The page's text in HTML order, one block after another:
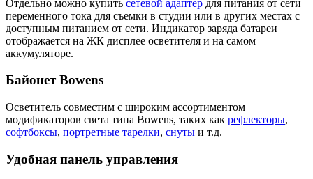
Отдельно можно купить сетевой адаптер для питания от сети
переменного тока для съемки в студии или в других местах с
доступным питанием от сети. Индикатор заряда батареи
отображается на ЖК дисплее осветителя и на самом
аккумуляторе.
Байонет Bowens
Осветитель совместим с широким ассортиментом
модификаторов света типа Bowens, таких как рефлекторы,
софтбоксы, портретные тарелки, снуты и т.д.
Удобная панель управления